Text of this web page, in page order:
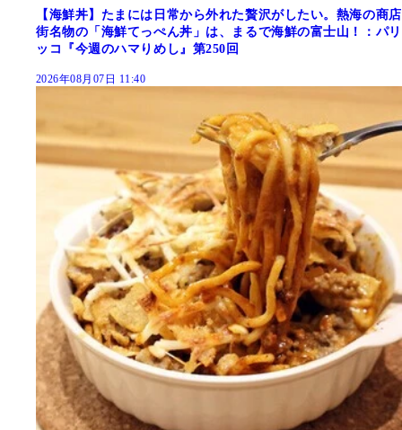
【海鮮丼】たまには日常から外れた贅沢がしたい。熱海の商店
街名物の「海鮮てっぺん丼」は、まるで海鮮の富士山！：パリ
ッコ『今週のハマりめし』第250回
2026年08月07日 11:40